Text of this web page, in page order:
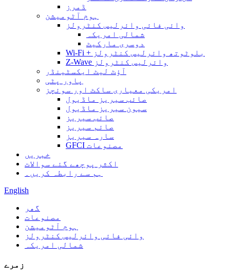
ڈمرز
ہوم آٹومیشن
وائی ​​فائی وائرلیس کنٹرولز
شمالی امریکہ
دوسری مارکیٹ
Wi-Fi + بلوٹوتھ وائرلیس کنٹرولز
Z-Wave وائرلیس کنٹرولز
آؤٹ لیٹ ایکسٹینڈر
پاور پٹی
امریکی معیاری ساکٹ اور سوئچز
صائب سیریز ماڈیول
سیون سیریز ماڈیول
صائب سیریز
صائم سیریز
سارہ سیریز
GFCI مصنوعات
خبریں
اکثر پوچھے گئے سوالات
ہم سے رابطہ کریں۔
English
گھر
مصنوعات
ہوم آٹومیشن
وائی ​​فائی وائرلیس کنٹرولز
شمالی امریکہ
زمرے